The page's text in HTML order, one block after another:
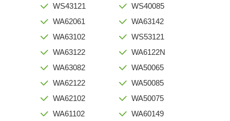
WS43121
WA62061
WA63102
WA63122
WA63082
WA62122
WA62102
WA61102
WS40085
WA63142
WS53121
WA6122N
WA50065
WA50085
WA50075
WA60149